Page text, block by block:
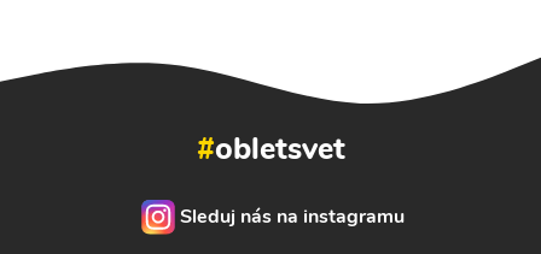
#obletsvet
Sleduj nás na instagramu